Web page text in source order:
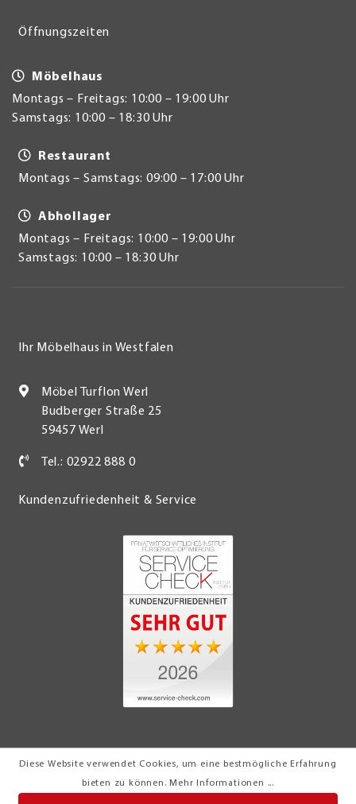
Diese Website verwendet Cookies, um eine bestmögliche Erfahrung
bieten zu können. Mehr Informationen ...
Öffnungszeiten
Möbelhaus
Montags – Freitags: 10:00 – 19:00 Uhr
Samstags: 10:00 – 18:30 Uhr
Restaurant
Montags – Samstags: 09:00 – 17:00 Uhr
Abhollager
Montags – Freitags: 10:00 – 19:00 Uhr
Samstags: 10:00 – 18:30 Uhr
Ihr Möbelhaus in Westfalen
Möbel Turflon Werl
Budberger Straße 25
59457 Werl
Tel.: 02922 888 0
Kundenzufriedenheit & Service
Klemens Münstermann GmbH & Co. KG